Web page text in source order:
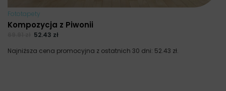
Fototapety
Kompozycja z Piwonii
52.43 zł
Najniższa cena promocyjna z ostatnich 30 dni: 52.43 zł.